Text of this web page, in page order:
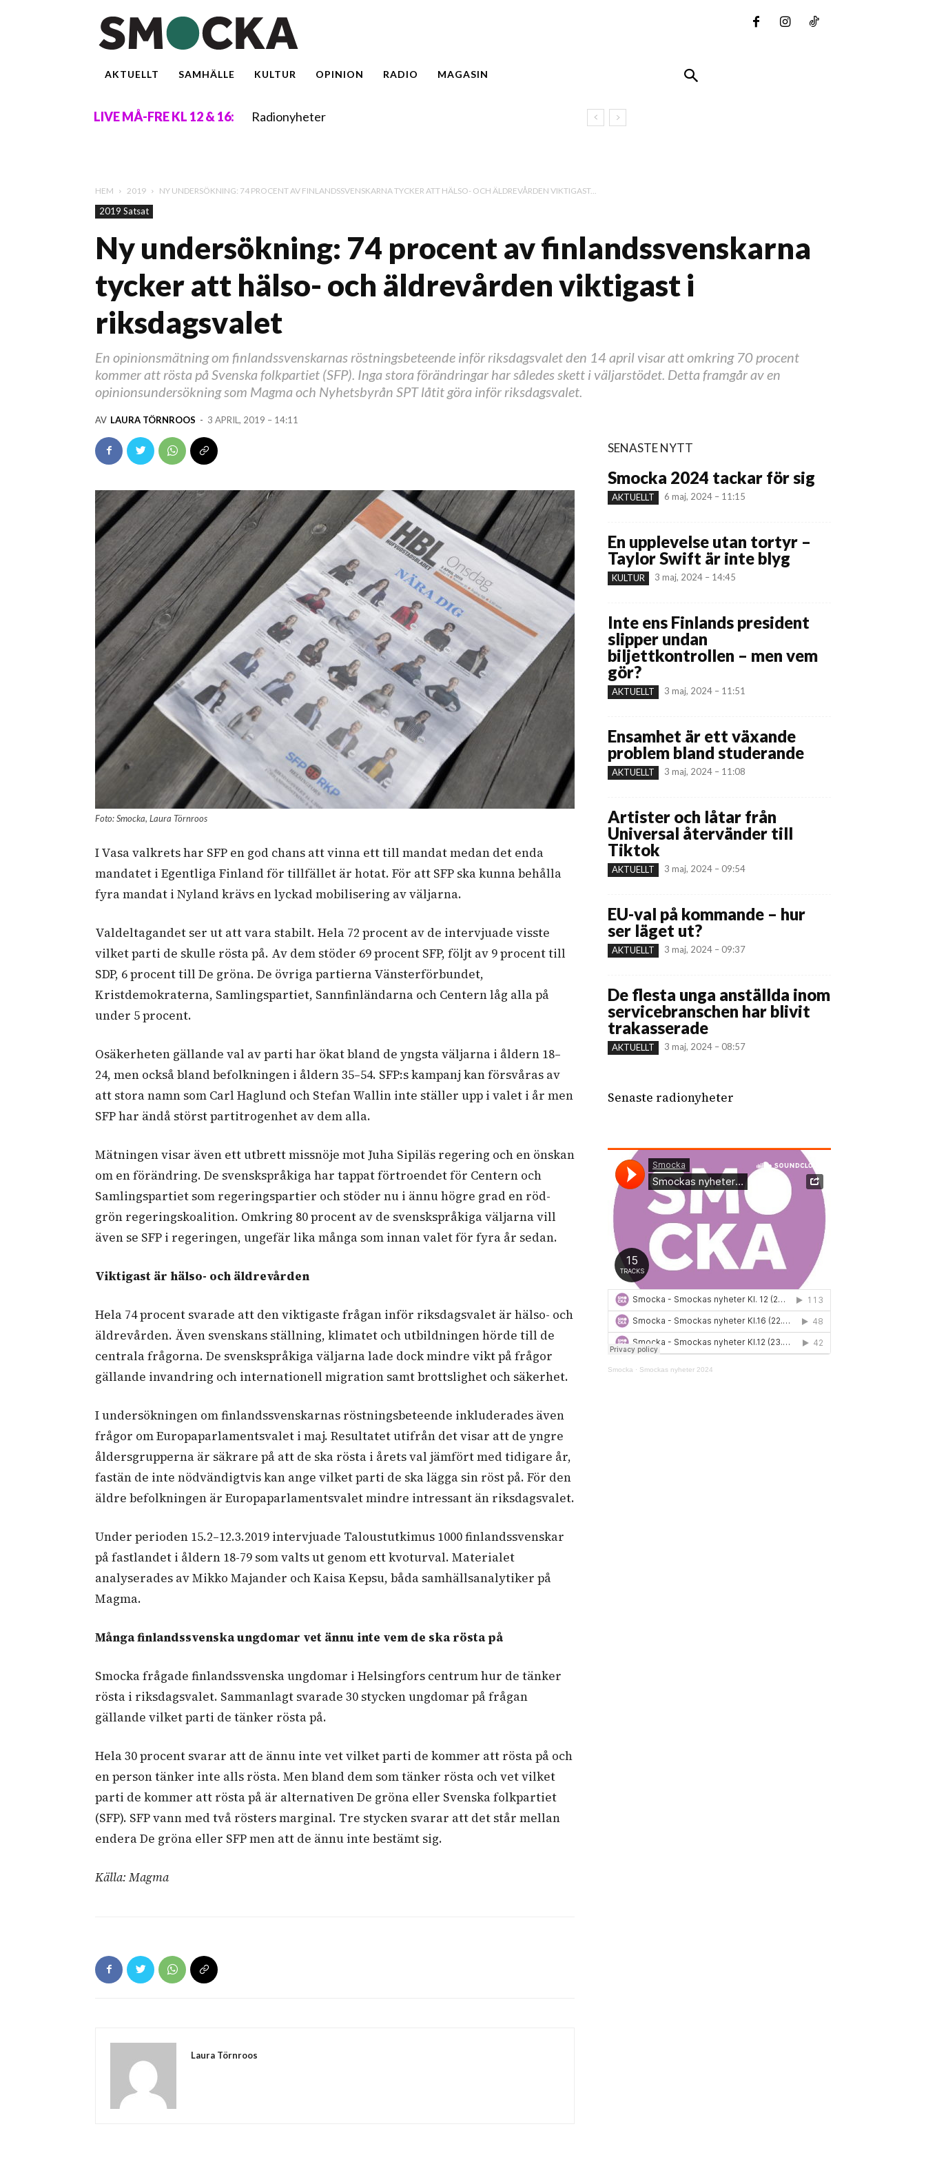
AKTUELLT SAMHÄLLE KULTUR OPINION RADIO MAGASIN
LIVE MÅ-FRE KL 12 & 16: Radionyheter
HEM 2019 NY UNDERSÖKNING: 74 PROCENT AV FINLANDSSVENSKARNA TYCKER ATT HÄLSO- OCH ÄLDREVÅRDEN VIKTIGAST...
2019 Satsat
Ny undersökning: 74 procent av finlandssvenskarna
tycker att hälso- och äldrevården viktigast i
riksdagsvalet
En opinionsmätning om finlandssvenskarnas röstningsbeteende inför riksdagsvalet den 14 april visar att omkring 70 procent
kommer att rösta på Svenska folkpartiet (SFP). Inga stora förändringar har således skett i väljarstödet. Detta framgår av en
opinionsundersökning som Magma och Nyhetsbyrån SPT låtit göra inför riksdagsvalet.
AV LAURA TÖRNROOS - 3 APRIL, 2019 – 14:11
Foto: Smocka, Laura Törnroos
I Vasa valkrets har SFP en god chans att vinna ett till mandat medan det enda
mandatet i Egentliga Finland för tillfället är hotat. För att SFP ska kunna behålla
fyra mandat i Nyland krävs en lyckad mobilisering av väljarna.
Valdeltagandet ser ut att vara stabilt. Hela 72 procent av de intervjuade visste
vilket parti de skulle rösta på. Av dem stöder 69 procent SFP, följt av 9 procent till
SDP, 6 procent till De gröna. De övriga partierna Vänsterförbundet,
Kristdemokraterna, Samlingspartiet, Sannfinländarna och Centern låg alla på
under 5 procent.
Osäkerheten gällande val av parti har ökat bland de yngsta väljarna i åldern 18–
24, men också bland befolkningen i åldern 35–54. SFP:s kampanj kan försvåras av
att stora namn som Carl Haglund och Stefan Wallin inte ställer upp i valet i år men
SFP har ändå störst partitrogenhet av dem alla.
Mätningen visar även ett utbrett missnöje mot Juha Sipiläs regering och en önskan
om en förändring. De svenskspråkiga har tappat förtroendet för Centern och
Samlingspartiet som regeringspartier och stöder nu i ännu högre grad en röd-
grön regeringskoalition. Omkring 80 procent av de svenskspråkiga väljarna vill
även se SFP i regeringen, ungefär lika många som innan valet för fyra år sedan.
Viktigast är hälso- och äldrevården
Hela 74 procent svarade att den viktigaste frågan inför riksdagsvalet är hälso- och
äldrevården. Även svenskans ställning, klimatet och utbildningen hörde till de
centrala frågorna. De svenskspråkiga väljarna lade dock mindre vikt på frågor
gällande invandring och internationell migration samt brottslighet och säkerhet.
I undersökningen om finlandssvenskarnas röstningsbeteende inkluderades även
frågor om Europaparlamentsvalet i maj. Resultatet utifrån det visar att de yngre
åldersgrupperna är säkrare på att de ska rösta i årets val jämfört med tidigare år,
fastän de inte nödvändigtvis kan ange vilket parti de ska lägga sin röst på. För den
äldre befolkningen är Europaparlamentsvalet mindre intressant än riksdagsvalet.
Under perioden 15.2–12.3.2019 intervjuade Taloustutkimus 1000 finlandssvenskar
på fastlandet i åldern 18-79 som valts ut genom ett kvoturval. Materialet
analyserades av Mikko Majander och Kaisa Kepsu, båda samhällsanalytiker på
Magma.
Många finlandssvenska ungdomar vet ännu inte vem de ska rösta på
Smocka frågade finlandssvenska ungdomar i Helsingfors centrum hur de tänker
rösta i riksdagsvalet. Sammanlagt svarade 30 stycken ungdomar på frågan
gällande vilket parti de tänker rösta på.
Hela 30 procent svarar att de ännu inte vet vilket parti de kommer att rösta på och
en person tänker inte alls rösta. Men bland dem som tänker rösta och vet vilket
parti de kommer att rösta på är alternativen De gröna eller Svenska folkpartiet
(SFP). SFP vann med två rösters marginal. Tre stycken svarar att det står mellan
endera De gröna eller SFP men att de ännu inte bestämt sig.
Källa: Magma
Laura Törnroos
SENASTE NYTT
Smocka 2024 tackar för sig
AKTUELLT 6 maj, 2024 – 11:15
En upplevelse utan tortyr –
Taylor Swift är inte blyg
KULTUR 3 maj, 2024 – 14:45
Inte ens Finlands president
slipper undan
biljettkontrollen – men vem
gör?
AKTUELLT 3 maj, 2024 – 11:51
Ensamhet är ett växande
problem bland studerande
AKTUELLT 3 maj, 2024 – 11:08
Artister och låtar från
Universal återvänder till
Tiktok
AKTUELLT 3 maj, 2024 – 09:54
EU-val på kommande – hur
ser läget ut?
AKTUELLT 3 maj, 2024 – 09:37
De flesta unga anställda inom
servicebranschen har blivit
trakasserade
AKTUELLT 3 maj, 2024 – 08:57
Senaste radionyheter
Smocka · Smockas nyheter 2024